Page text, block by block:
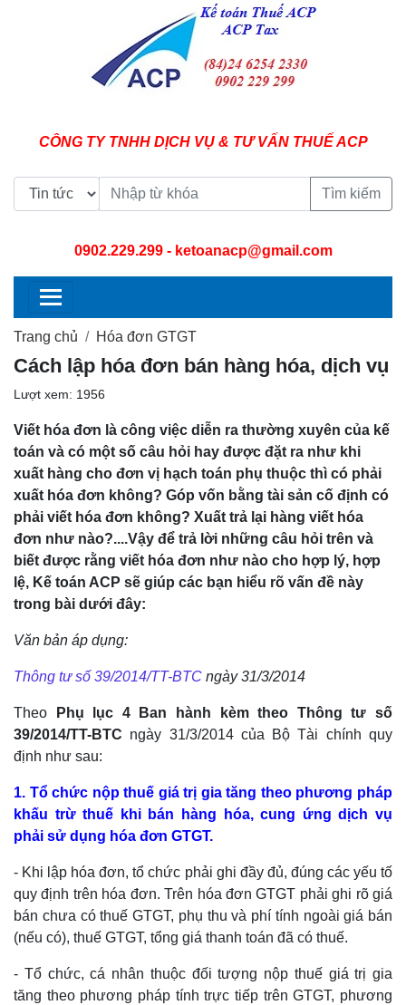
CÔNG TY TNHH DỊCH VỤ & TƯ VẤN THUẾ ACP
Tìm kiếm
0902.229.299- ketoanacp@gmail.com
Trang chủ Hóa đơn GTGT
Cách lập hóa đơn bán hàng hóa, dịch vụ
Lượt xem: 1956
Viết hóa đơn là công việc diễn ra thường xuyên của kế
toán và có một số câu hỏi hay được đặt ra như khi
xuất hàng cho đơn vị hạch toán phụ thuộc thì có phải
xuất hóa đơn không? Góp vốn bằng tài sản cố định có
phải viết hóa đơn không? Xuất trả lại hàng viết hóa
đơn như nào?....Vậy để trả lời những câu hỏi trên và
biết được rằng viết hóa đơn như nào cho hợp lý, hợp
lệ, Kế toán ACP sẽ giúp các bạn hiểu rõ vấn đề này
trong bài dưới đây:
Văn bản áp dụng:
Thông tư số 39/2014/TT-BTC ngày 31/3/2014
Theo
Phụ lục 4 Ban hành kèm theo Thông tư số
39/2014/TT-BTC ngày 31/3/2014 của Bộ Tài chính quy
định như sau:
1. Tổ chức nộp thuế giá trị gia tăng theo phương pháp
khấu trừ thuế khi bán hàng hóa, cung ứng dịch vụ
phải sử dụng hóa đơn GTGT.
- Khi lập hóa đơn, tổ chức phải ghi đầy đủ, đúng các yếu tố
quy định trên hóa đơn. Trên hóa đơn GTGT phải ghi rõ giá
bán chưa có thuế GTGT, phụ thu và phí tính ngoài giá bán
(nếu có), thuế GTGT, tổng giá thanh toán đã có thuế.
- Tổ chức, cá nhân thuộc đối tượng nộp thuế giá trị gia
tăng theo phương pháp tính trực tiếp trên GTGT, phương